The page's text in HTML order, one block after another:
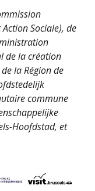
Sociale), de
de la création
la Région de
commune
Hoofdstad, et